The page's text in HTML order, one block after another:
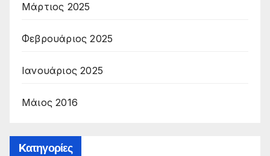
Μάρτιος 2025
Φεβρουάριος 2025
Ιανουάριος 2025
Μάιος 2016
Kατηγορίες